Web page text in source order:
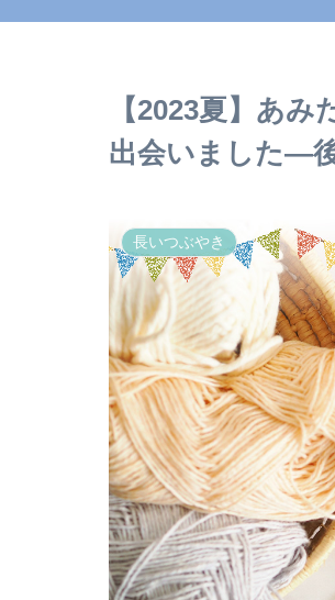
【2023夏】あ
出会いました―
長いつぶやき